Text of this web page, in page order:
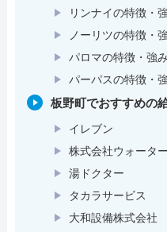
リンナイの特徴・
ノーリツの特徴・
パロマの特徴・強み
パーパスの特徴・
板野町でおすすめの
イレブン
株式会社ウォータ
湯ドクター
タカラサービス
大和設備株式会社